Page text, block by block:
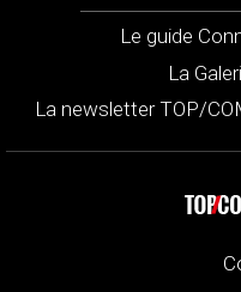
Le guide
La
La newsletter TOP/